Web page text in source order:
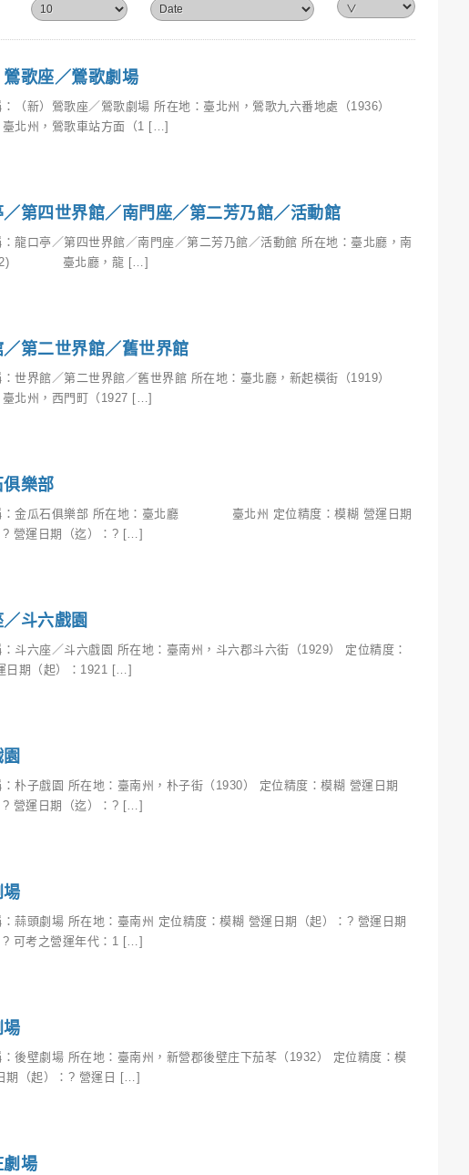
鶯歌座／鶯歌劇場
（新）鶯歌座／鶯歌劇場 所在地：臺北州，鶯歌九六番地處（1936）
，鶯歌車站方面（1 […]
／第四世界館／南門座／第二芳乃館／活動館
：龍口亭／第四世界館／南門座／第二芳乃館／活動館 所在地：臺北廳，南
臺北廳，龍 […]
／第二世界館／舊世界館
世界館／第二世界館／舊世界館 所在地：臺北廳，新起橫街（1919）
，西門町（1927 […]
樂部
：金瓜石俱樂部 所在地：臺北廳 臺北州 定位精度：模糊 營運日期
? 營運日期（迄）：? […]
斗六戲園
：斗六座／斗六戲園 所在地：臺南州，斗六郡斗六街（1929） 定位精度：
日期（起）：1921 […]
：朴子戲園 所在地：臺南州，朴子街（1930） 定位精度：模糊 營運日期
? 營運日期（迄）：? […]
場
：蒜頭劇場 所在地：臺南州 定位精度：模糊 營運日期（起）：? 營運日期
? 可考之營運年代：1 […]
場
：後壁劇場 所在地：臺南州，新營郡後壁庄下茄苳（1932） 定位精度：模
期（起）：? 營運日 […]
劇場